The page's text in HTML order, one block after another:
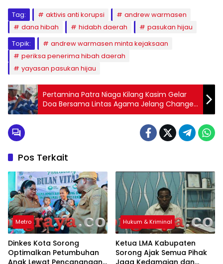
Tag: aktivis anti korupsi
andrew warmasen
dana hibah
hidabh daerah
pasukan hijau
Topik:
andrew warmasen minta kejaksaan
periksa penerima hibah daerah
yayasan pasukan hijau
Pertamina Patra Niaga Kilang Kasim Gelar
Doa Bersama Lintas Agama Jelang Change
Out Catalyst
Pos Terkait
Metro
Dinkes Kota Sorong
Optimalkan Petumbuhan
Hukum & Kriminal
Ketua LMA Kabupaten
Sorong Ajak Semua Pihak